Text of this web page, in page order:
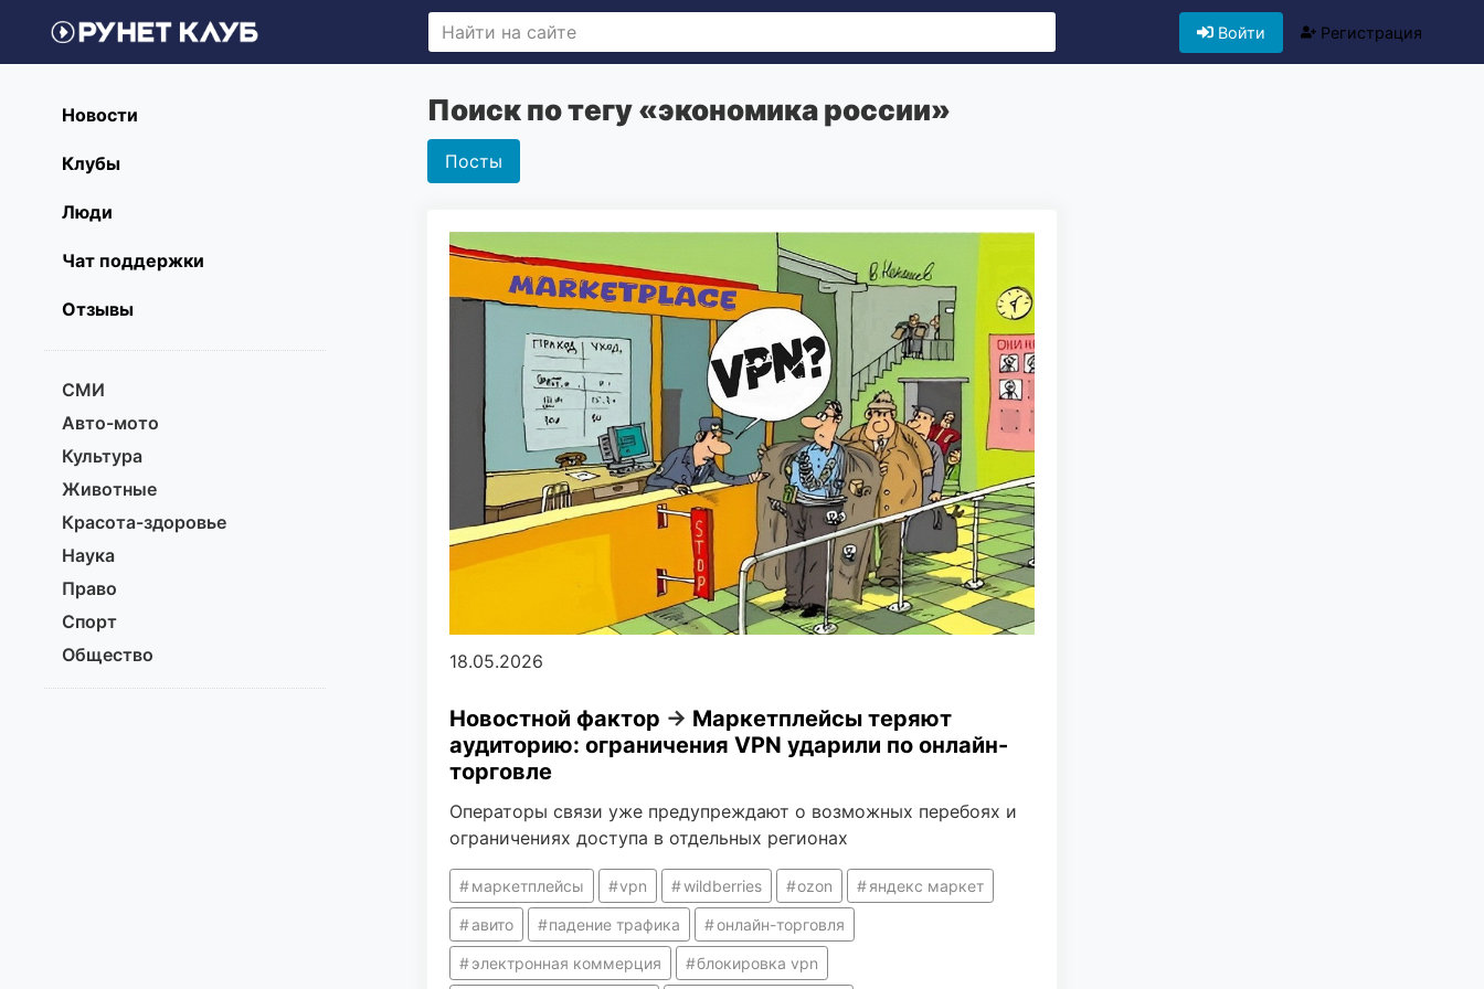
Войти Регистрация
Новости
Клубы
Люди
Чат поддержки
Отзывы
СМИ
Авто-мото
Культура
Животные
Красота-здоровье
Наука
Право
Спорт
Общество
Поиск по тегу «экономика россии»
Посты
18.05.2026
Новостной фактор → Маркетплейсы теряют
аудиторию: ограничения VPN ударили по онлайн-
торговле
Операторы связи уже предупреждают о возможных перебоях и
ограничениях доступа в отдельных регионах
маркетплейсы vpn wildberries ozon яндекс маркет
авито падение трафика онлайн-торговля
электронная коммерция блокировка vpn